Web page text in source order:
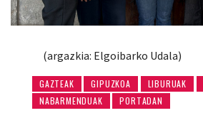
(argazkia: Elgoibarko Udala)
GAZTEAK GIPUZKOA LIBURUAK
NABARMENDUAK
PORTADAN